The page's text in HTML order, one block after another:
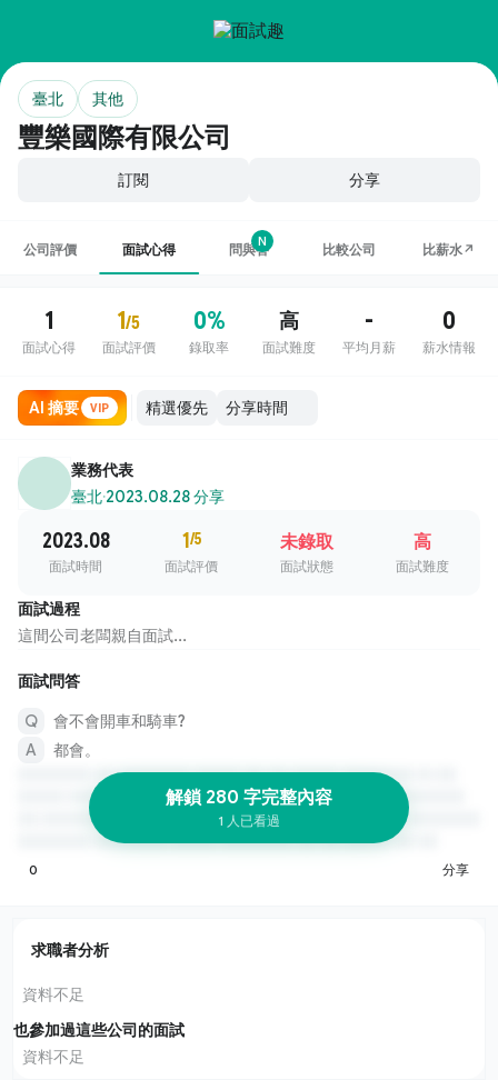
豐樂國際有限公司
臺北 其他
訂閱 分享
公司評價 面試心得 問與答
N
比較公司 比薪水↗
1
面試心得
1/5
面試評價
0%
錄取率
高
面試難度
-
平均月薪
0
薪水情報
AI 摘要 VIP
業務代表
臺北·2023.08.28 分享
2023.08
面試時間
1/5
面試評價
未錄取
面試狀態
高
面試難度
面試過程
這間公司老闆親自面試...
面試問答
會不會開車和騎車?
都會。
解鎖 280 字完整內容
1 人已看過
0 分享
求職者分析
資料不足
也參加過這些公司的面試
資料不足